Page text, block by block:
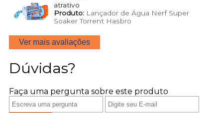
atrativo
Produto:Lançador de Água Nerf Super
Soaker Torrent Hasbro
Ver mais avaliações
Dúvidas?
Faça uma pergunta sobre este produto